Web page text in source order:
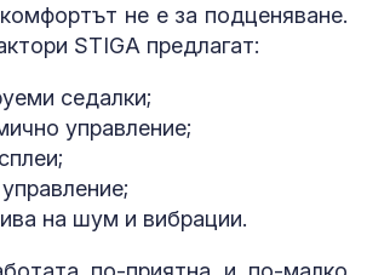
не е за подценяване.
STIGA предлагат:
седалки;
управление;
на шум и вибрации.